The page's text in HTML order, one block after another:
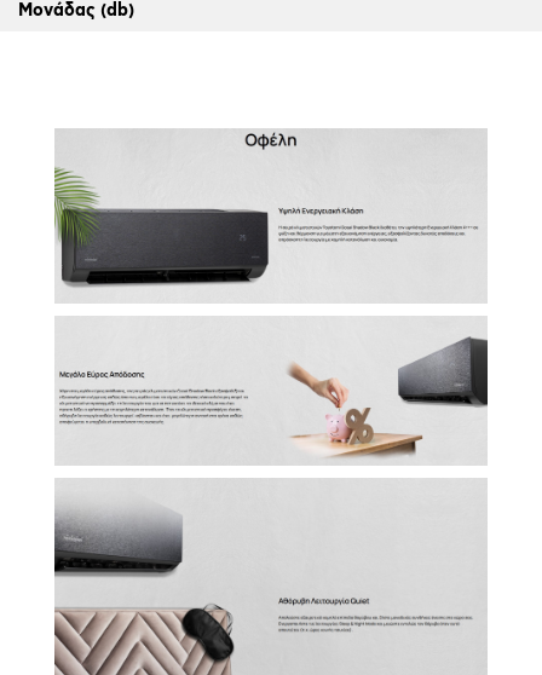
Μονάδας (db)